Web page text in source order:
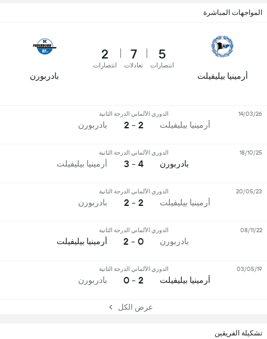
تشكيلة الفريقين
المواجهات المباشرة
أرمينيا بيليفيلت
5
انتصارات
7
تعادلات
2
انتصارات
بادربورن
أرمينيا بيليفيلت
الدوري الألماني الدرجة الثانية
2 - 2 بادربورن
14/03/26
بادربورن
الدوري الألماني الدرجة الثانية
4 - 3 أرمينيا بيليفيلت
18/10/25
أرمينيا بيليفيلت
الدوري الألماني الدرجة الثانية
2 - 2 بادربورن
20/05/23
بادربورن
الدوري الألماني الدرجة الثانية
0 - 2 أرمينيا بيليفيلت
08/11/22
أرمينيا بيليفيلت
الدوري الألماني الدرجة الثانية
2 - 0 بادربورن
03/05/19
عرض الكل